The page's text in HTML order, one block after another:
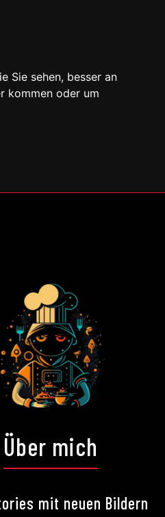
Sie sehen, besser an
kommen oder um
Über mich
mit neuen Bildern